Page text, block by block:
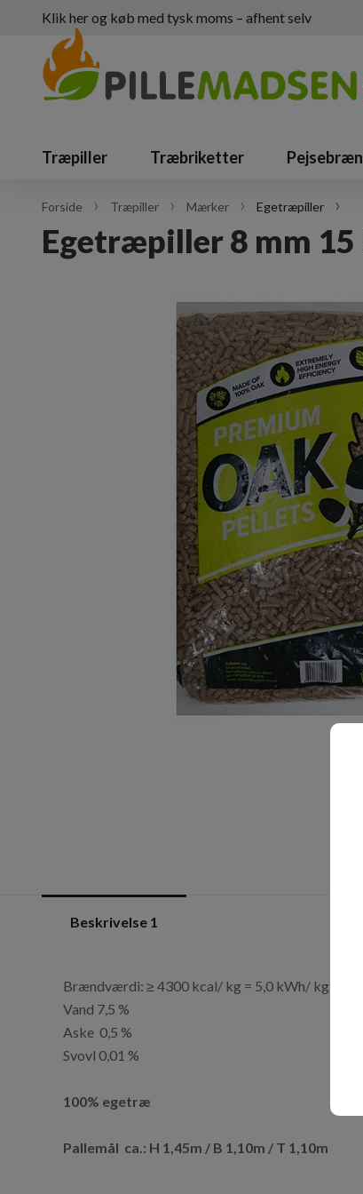
Klik her og køb med tysk moms – afhent selv
Træpiller Træbriketter
Forside Træpiller Mærker Egetræpiller
Egetræpiller 8 mm
Beskrivelse 1
Brændværdi: ≥ 4300 kcal/ kg = 5,0 kWh/ kg
Vand 7,5 %
Aske 0,5 %
Svovl 0,01 %
100% egetræ
Pallemål ca.: H 1,45m / B 1,10m / T 1,10m